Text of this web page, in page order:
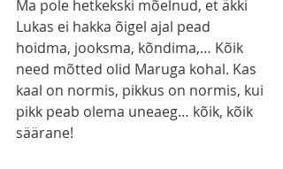
Ma pole hetkekski mõelnud, et äkki
Lukas ei hakka õigel ajal pead
hoidma, jooksma, kõndima,… Kõik
need mõtted olid Maruga kohal. Kas
kaal on normis, pikkus on normis, kui
pikk peab olema uneaeg… kõik, kõik
säärane!